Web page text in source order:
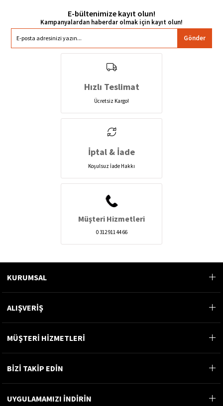
E-bültenimize kayıt olun!
Gönder
Hızlı Teslimat
Ücretsiz Kargo!
İptal & İade
Koşulsuz İade Hakkı
Müşteri Hizmetleri
0 312 911 44 66
KURUMSAL
ALIŞVERİŞ
MÜŞTERİ HİZMETLERİ
BİZİ TAKİP EDİN
UYGULAMAMIZI İNDİRİN